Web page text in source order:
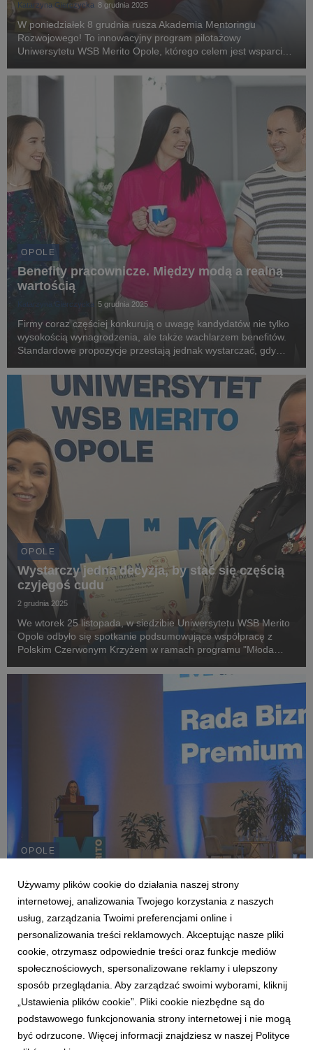
Katarzyna Gierczycka 8 grudnia 2025
W poniedziałek 8 grudnia rusza Akademia Mentoringu
Rozwojowego! To innowacyjny program pilotażowy
Uniwersytetu WSB Merito Opole, którego celem jest wsparcie
komunikacyjnych i praktycznych, w ścisłej współpracy z
OPOLE
Benefity pracownicze. Między modą a realną
wartością
Katarzyna Gierczycka 5 grudnia 2025
Firmy coraz częściej konkurują o uwagę kandydatów nie tylko
wysokością wynagrodzenia, ale także wachlarzem benefitów.
Standardowe propozycje przestają jednak wystarczać, gdy
poczucie bezpieczeństwa. W tym kontekś...
OPOLE
Wystarczy jedna decyzja, by stać się częścią
czyjegoś cudu
2 grudnia 2025
We wtorek 25 listopada, w siedzibie Uniwersytetu WSB Merito
Opole odbyło się spotkanie podsumowujące współpracę z
Polskim Czerwonym Krzyżem w ramach programu "Młoda
OPOLE
dla rozwoju regionu
Katarzyna Gierczycka 27 listopada 2025
„Rada Biznesu Premium” to cykliczna inicjatywa Uniwersytetu
WSB Merito Opole, potwierdzająca strategiczne
zaangażowanie w budowanie trwałych, partnerskich relacji z
Spotkanie odbyło się 24 listopada. Wzięło w nim ...
1 2 3 4 5 6 7
Używamy plików cookie do działania naszej strony
internetowej, analizowania Twojego korzystania z naszych
usług, zarządzania Twoimi preferencjami online i
personalizowania treści reklamowych. Akceptując nasze pliki
cookie, otrzymasz odpowiednie treści oraz funkcje mediów
społecznościowych, spersonalizowane reklamy i ulepszony
sposób przeglądania. Aby zarządzać swoimi wyborami, kliknij
„Ustawienia plików cookie”. Pliki cookie niezbędne są do
podstawowego funkcjonowania strony internetowej i nie mogą
być odrzucone. Więcej informacji znajdziesz w naszej Polityce